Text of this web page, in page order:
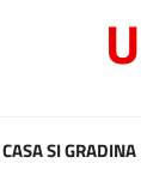
CASA SI GRADINA